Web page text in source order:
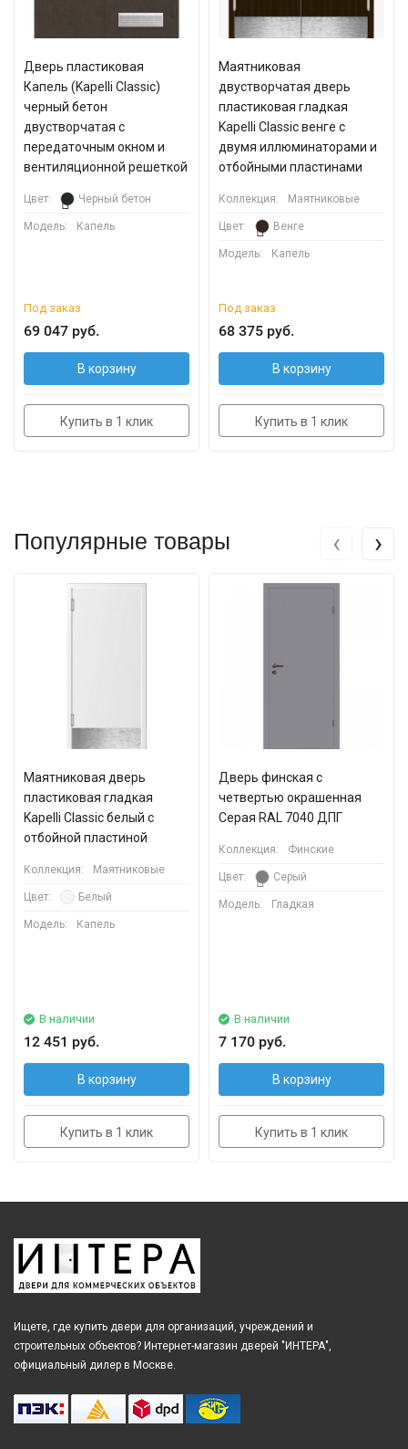
Дверь пластиковая
Капель (Kapelli Classic)
черный бетон
двустворчатая с
передаточным окном и
вентиляционной решеткой
Цвет: Черный бетон
Модель: Капель
Под заказ
69 047 руб.
В корзину
Купить в 1 клик
Маятниковая
двустворчатая дверь
пластиковая гладкая
Kapelli Classic венге с
двумя иллюминаторами и
отбойными пластинами
Коллекция: Маятниковые
Цвет: Венге
Модель: Капель
Под заказ
68 375 руб.
В корзину
Купить в 1 клик
Популярные товары
Маятниковая дверь
пластиковая гладкая
Kapelli Classic белый с
отбойной пластиной
Коллекция: Маятниковые
Цвет: Белый
Модель: Капель
В наличии
12 451 руб.
В корзину
Купить в 1 клик
Дверь финская с
четвертью окрашенная
Серая RAL 7040 ДПГ
Коллекция: Финские
Цвет: Серый
Модель: Гладкая
В наличии
7 170 руб.
В корзину
Купить в 1 клик
‹ ›
Ищете, где купить двери для организаций, учреждений и
строительных объектов? Интернет-магазин дверей "ИНТЕРА",
официальный дилер в Москве.